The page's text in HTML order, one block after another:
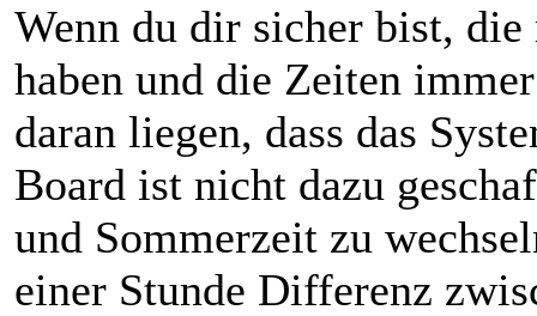
Wenn du dir sicher bist,
haben und die Zeiten
daran liegen, dass das
Board ist nicht dazu
und Sommerzeit zu
einer Stunde Differenz